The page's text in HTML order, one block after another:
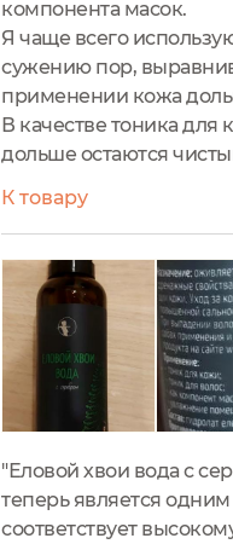
компонента масок.
Я чаще всего
сужению пор,
применении кожа
В качестве тоника
дольше остаются
К товару
"Еловой хвои вода с
теперь является
соответствует